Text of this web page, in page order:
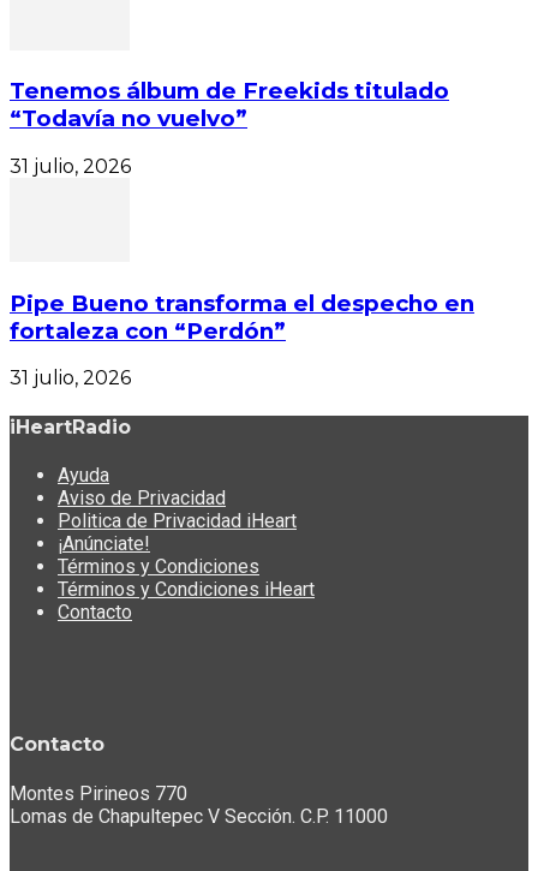
Tenemos álbum de Freekids titulado
“Todavía no vuelvo”
31 julio, 2026
Pipe Bueno transforma el despecho en
fortaleza con “Perdón”
31 julio, 2026
iHeartRadio
Ayuda
Aviso de Privacidad
Politica de Privacidad iHeart
¡Anúnciate!
Términos y Condiciones
Términos y Condiciones iHeart
Contacto
Contacto
Montes Pirineos 770
Lomas de Chapultepec V Sección. C.P. 11000